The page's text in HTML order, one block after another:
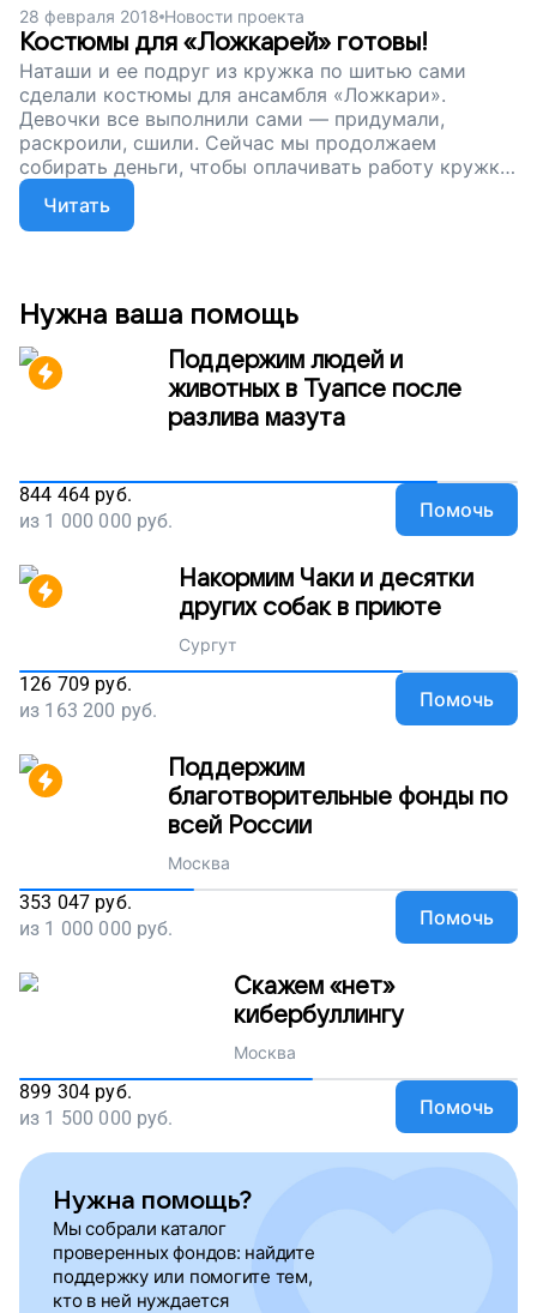
28 февраля 2018 Новости проекта
Костюмы для «Ложкарей» готовы!
Наташи и ее подруг из кружка по шитью сами
сделали костюмы для ансамбля «Ложкари».
Девочки все выполнили сами — придумали,
раскроили, сшили. Сейчас мы продолжаем
собирать деньги, чтобы оплачивать работу кружка.
На уже поступившие пожертвования мы купили
ткани для костюмов, но нужны еще инструменты
для шитья.Помогите детям, оставшимся без
Читать
Нужна ваша помощь
Поддержим людей и
животных в Туапсе после
разлива мазута
844 464 руб.
из 1 000 000 руб. Помочь
Накормим Чаки и десятки
других собак в приюте
Сургут
126 709 руб.
из 163 200 руб. Помочь
Поддержим
благотворительные фонды по
всей России
Москва
353 047 руб.
из 1 000 000 руб. Помочь
Скажем «нет»
кибербуллингу
Москва
899 304 руб.
из 1 500 000 руб. Помочь
Нужна помощь?
Мы собрали каталог
проверенных фондов: найдите
поддержку или помогите тем,
кто в ней нуждается